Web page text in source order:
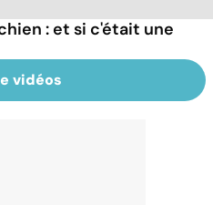
: et si c'était une
vidéos